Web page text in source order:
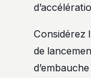
Considérez
de